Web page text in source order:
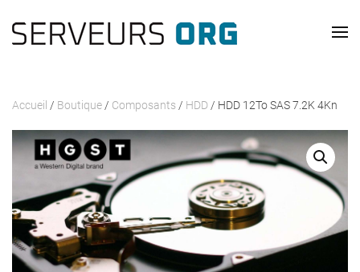
Passer au contenu principal
Accueil / Boutique / Composants / HDD / HDD 12To SAS 7.2K 4Kn